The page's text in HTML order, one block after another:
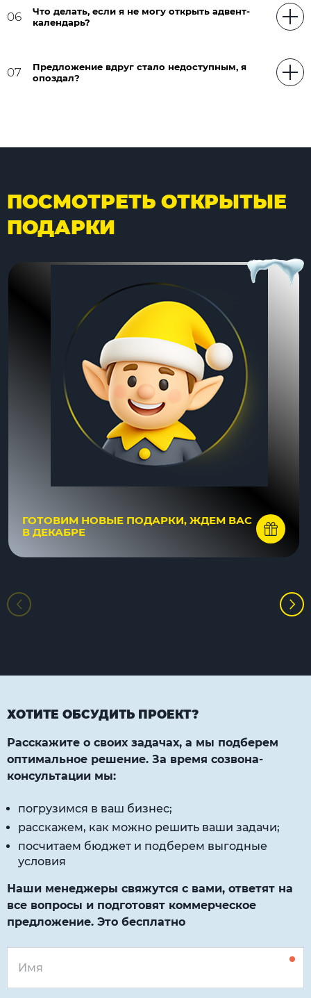
06
Что делать, если я не могу открыть адвент-
календарь?
07
Предложение вдруг стало недоступным, я
опоздал?
ПОСМОТРЕТЬ ОТКРЫТЫЕ
ПОДАРКИ
ГОТОВИМ НОВЫЕ ПОДАРКИ, ЖДЕМ ВАС
В ДЕКАБРЕ
ХОТИТЕ ОБСУДИТЬ ПРОЕКТ?
Расскажите о своих задачах, а мы подберем
оптимальное решение. За время созвона-
консультации мы:
погрузимся в ваш бизнес;
расскажем, как можно решить ваши задачи;
посчитаем бюджет и подберем выгодные
условия
Наши менеджеры свяжутся с вами, ответят на
все вопросы и подготовят коммерческое
предложение. Это бесплатно